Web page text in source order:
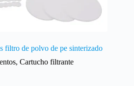
filtro de polvo de pe sinterizado
, Cartucho filtrante